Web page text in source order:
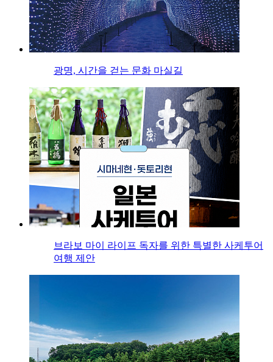
광명, 시간을 걷는 문화 마실길
브라보 마이 라이프 독자를 위한 특별한 사케투어
여행 제안